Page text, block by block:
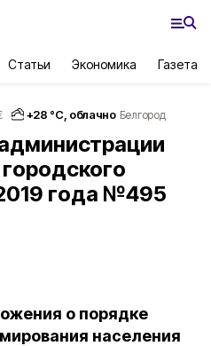
Статьи Экономика Газета
+28 °С, облачно Белгород
года №495
о порядке
населения